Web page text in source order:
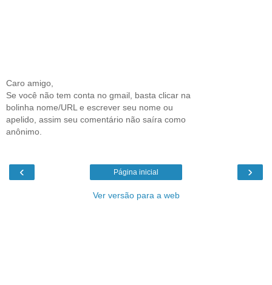
Caro amigo,
Se você não tem conta no gmail, basta clicar na
bolinha nome/URL e escrever seu nome ou
apelido, assim seu comentário não saíra como
anônimo.
‹ ›
Página inicial
Ver versão para a web